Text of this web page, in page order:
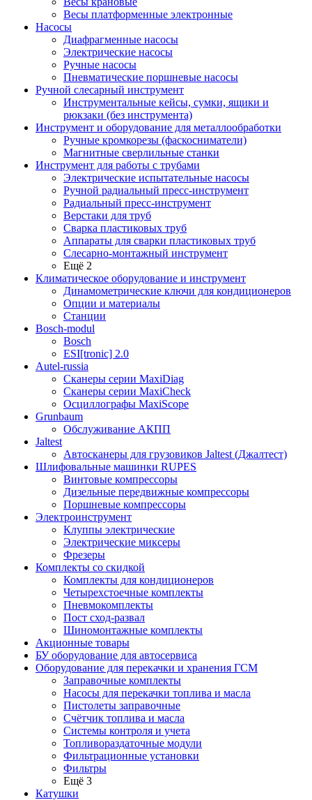
Весы платформенные электронные
Насосы
Диафрагменные насосы
Электрические насосы
Ручные насосы
Пневматические поршневые насосы
Ручной слесарный инструмент
Инструментальные кейсы, сумки, ящики и
рюкзаки (без инструмента)
Инструмент и оборудование для металлообработки
Ручные кромкорезы (фаскосниматели)
Магнитные сверлильные станки
Инструмент для работы с трубами
Электрические испытательные насосы
Ручной радиальный пресс-инструмент
Радиальный пресс-инструмент
Верстаки для труб
Сварка пластиковых труб
Аппараты для сварки пластиковых труб
Слесарно-монтажный инструмент
Ещё 2
Климатическое оборудование и инструмент
Динамометрические ключи для кондиционеров
Опции и материалы
Станции
Bosch-modul
Bosch
ESI[tronic] 2.0
Autel-russia
Сканеры серии MaxiDiag
Сканеры серии MaxiCheck
Осциллографы MaxiScope
Grunbaum
Обслуживание АКПП
Jaltest
Автосканеры для грузовиков Jaltest (Джалтест)
Шлифовальные машинки RUPES
Винтовые компрессоры
Дизельные передвижные компрессоры
Поршневые компрессоры
Электроинструмент
Клуппы электрические
Электрические миксеры
Фрезеры
Комплекты со скидкой
Комплекты для кондиционеров
Четырехстоечные комплекты
Пневмокомплекты
Пост сход-развал
Шиномонтажные комплекты
Акционные товары
БУ оборудование для автосервиса
Оборудование для перекачки и хранения ГСМ
Заправочные комплекты
Насосы для перекачки топлива и масла
Пистолеты заправочные
Счётчик топлива и масла
Системы контроля и учета
Топливораздаточные модули
Фильтрационные установки
Фильтры
Ещё 3
Катушки